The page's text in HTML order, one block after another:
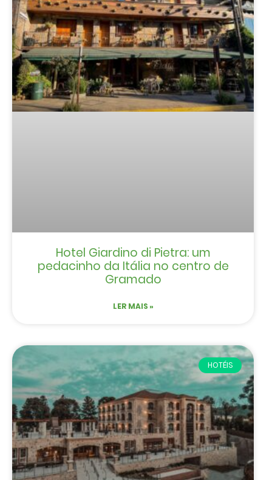
Hotel Giardino di Pietra: um
pedacinho da Itália no centro de
Gramado
LER MAIS »
HOTÉIS